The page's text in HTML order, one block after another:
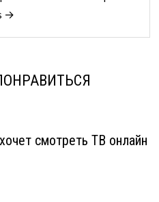
→
смотреть ТВ онлайн